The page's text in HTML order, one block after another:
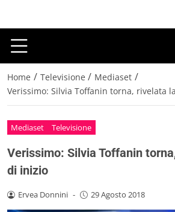
Home / Televisione / Mediaset /
Verissimo: Silvia Toffanin torna, rivelata
Mediaset Televisione
Verissimo: Silvia Toffanin
di inizio
Ervea Donnini - 29 Agosto 2018